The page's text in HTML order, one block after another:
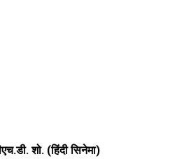
शो. (हिंदी सिनेमा)